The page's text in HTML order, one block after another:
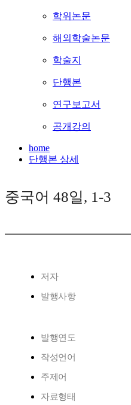
학위논문
해외학술논문
학술지
단행본
연구보고서
공개강의
home
단행본 상세
중국어 48일, 1-3
저자
발행사항
발행연도
작성언어
주제어
자료형태